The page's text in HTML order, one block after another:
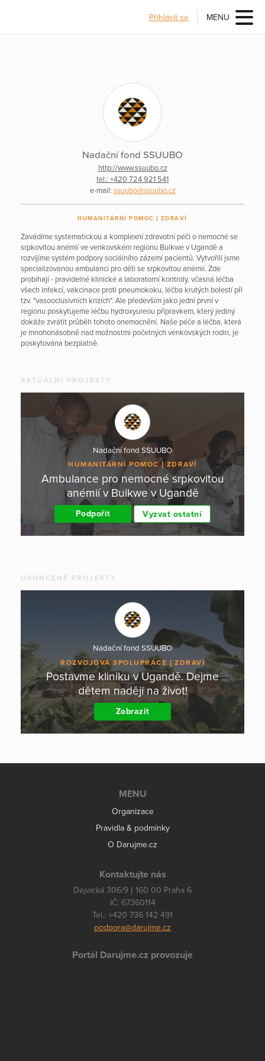
Přihlásit se MENU
Nadační fond SSUUBO
http://www.ssuubo.cz
tel.: +420 724 921 541
e-mail: ssuubo@ssuubo.cz
HUMANITÁRNÍ POMOC ZDRAVÍ
Zavádíme systematickou a komplexní zdravotní péči o nemocné se
srpkovitou anémií ve venkovském regionu Buikwe v Ugandě a
rozvíjíme systém podpory sociálního zázemí pacientů. Vytvořili jsme
specializovanou ambulanci pro děti se srpkovitou anémií. Zde
probíhají - pravidelné klinické a laboratorní kontroly, včasná léčba
všech infekcí, vakcinace proti pneumokoku, léčba krutých bolestí při
tzv. "vasooclusivních krizích". Ale především jako jedni první v
regionu poskytujeme léčbu hydroxyureou přípravkem, který jediný
dokáže zvrátit průběh tohoto onemocnění. Naše péče a léčba, která
je mnohonásobně nad možnostmi početných venkovských rodin, je
poskytována bezplatně.
AKTUÁLNÍ PROJEKTY
Nadační fond SSUUBO
HUMANITÁRNÍ POMOC ZDRAVÍ
Ambulance pro nemocné srpkovitou
anémií v Buikwe v Ugandě
Podpořit Vyzvat ostatní
UKONČENÉ PROJEKTY
Nadační fond SSUUBO
ROZVOJOVÁ SPOLUPRÁCE ZDRAVÍ
Postavme kliniku v Ugandě. Dejme
dětem naději na život!
Zobrazit
MENU
Organizace
Pravidla & podmínky
O Darujme.cz
Kontaktujte nás
Dejvická 306/9 | 160 00 Praha 6
IČ: 67360114
Tel.: +420 736 142 491
podpora@darujme.cz
Portál Darujme.cz provozuje